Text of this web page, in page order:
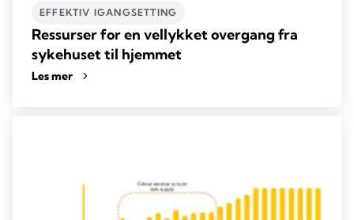
EFFEKTIV IGANGSETTING
Ressurser for en vellykket overgang fra
sykehuset til hjemmet
Les mer